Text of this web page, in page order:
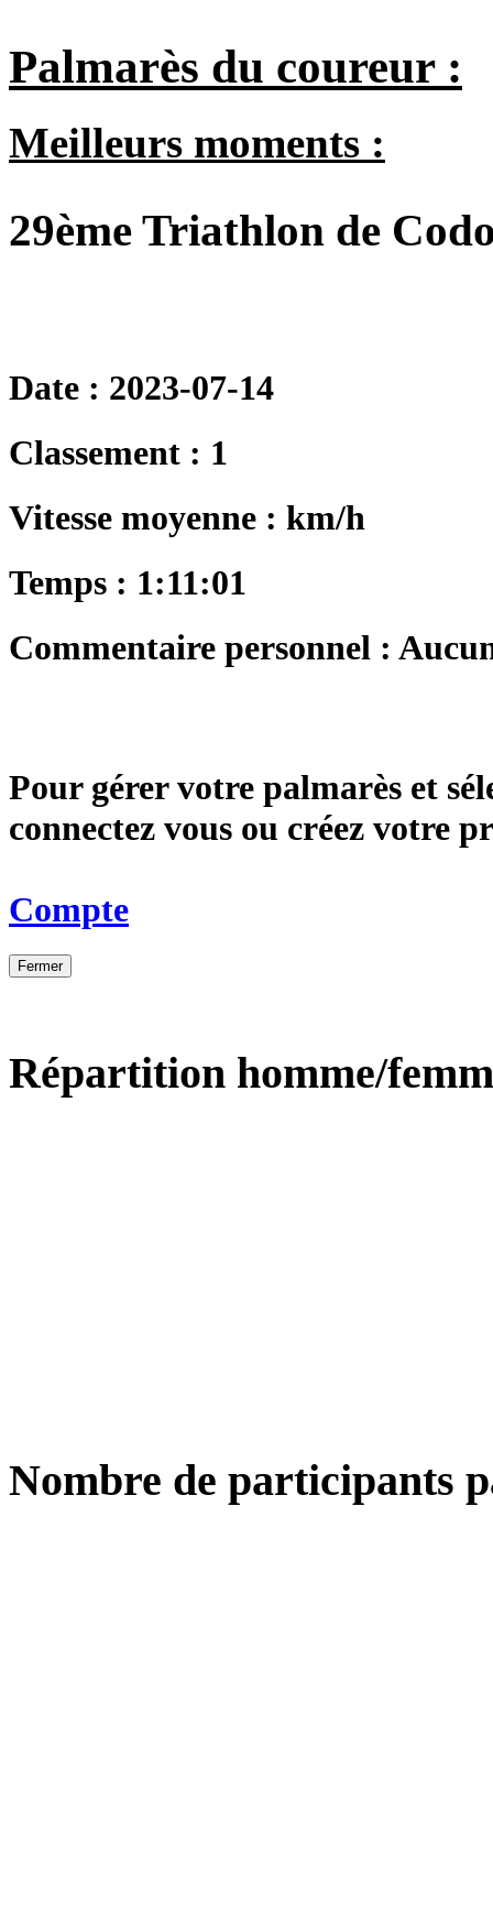
Palmarès du coureur :
Meilleurs moments :
29ème Triathlon de
Date : 2023-07-14
Classement : 1
Vitesse moyenne : km/h
Temps : 1:11:01
Commentaire personnel :
Pour gérer votre palmarès et
connectez vous ou créez votre
Compte
Fermer
Répartition homme/
Nombre de participants